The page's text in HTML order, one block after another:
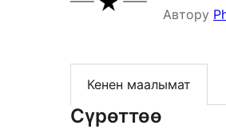
Автору
Кенен маалымат
Сүрөттөө